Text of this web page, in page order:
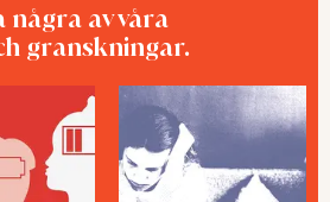
några av våra
granskningar.